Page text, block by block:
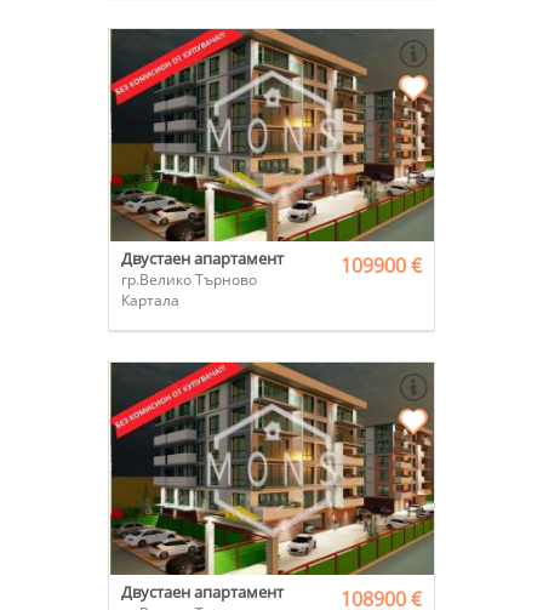
Двустаен апартамент
гр.Велико Търново
Картала
109900 €
Двустаен апартамент 108900 €